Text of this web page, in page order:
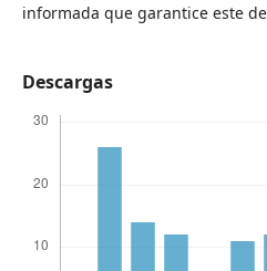
informada que garantice este
Descargas